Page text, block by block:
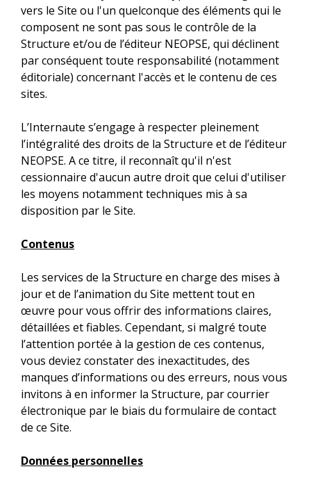
vers le Site ou l'un quelconque des éléments qui le
composent ne sont pas sous le contrôle de la
Structure et/ou de l’éditeur NEOPSE, qui déclinent
par conséquent toute responsabilité (notamment
éditoriale) concernant l'accès et le contenu de ces
sites.
L’Internaute s’engage à respecter pleinement
l’intégralité des droits de la Structure et de l’éditeur
NEOPSE. A ce titre, il reconnaît qu'il n'est
cessionnaire d'aucun autre droit que celui d'utiliser
les moyens notamment techniques mis à sa
disposition par le Site.
Contenus
Les services de la Structure en charge des mises à
jour et de l’animation du Site mettent tout en
œuvre pour vous offrir des informations claires,
détaillées et fiables. Cependant, si malgré toute
l’attention portée à la gestion de ces contenus,
vous deviez constater des inexactitudes, des
manques d’informations ou des erreurs, nous vous
invitons à en informer la Structure, par courrier
électronique par le biais du formulaire de contact
de ce Site.
Données personnelles